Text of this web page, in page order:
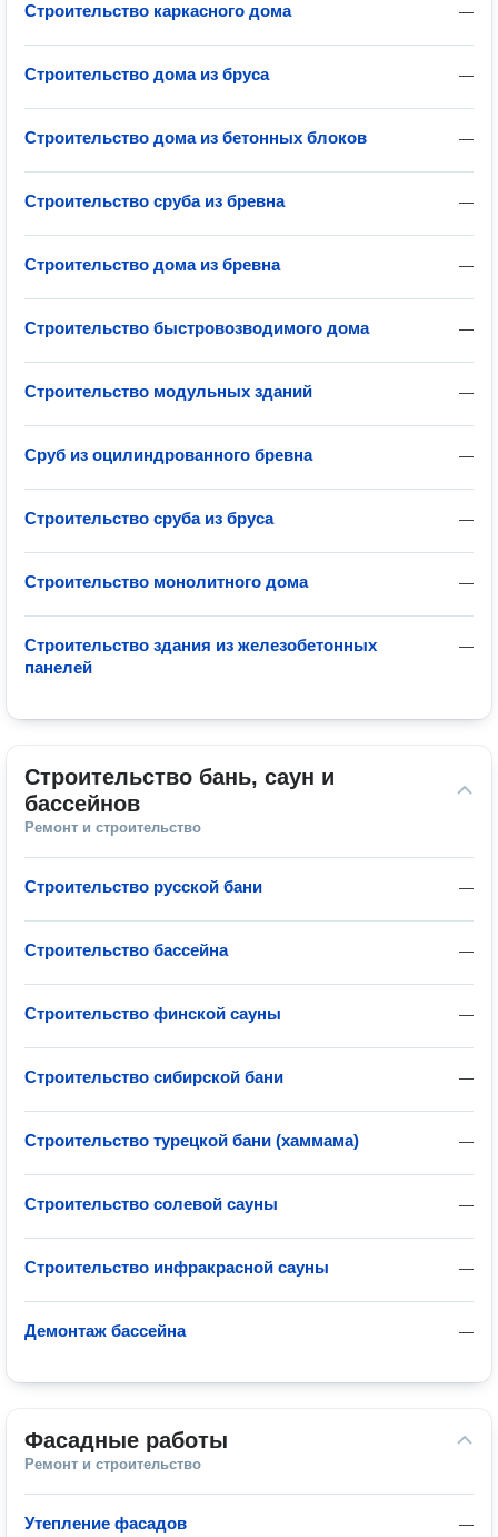
—
Строительство каркасного дома
—
Строительство дома из бруса
—
Строительство дома из бетонных блоков
—
Строительство сруба из бревна
—
Строительство дома из бревна
—
Строительство быстровозводимого дома
—
Строительство модульных зданий
—
Сруб из оцилиндрованного бревна
—
Строительство сруба из бруса
—
Строительство монолитного дома
—
Строительство здания из железобетонных
панелей
Строительство бань, саун и
бассейнов
Ремонт и строительство
—
Строительство русской бани
—
Строительство бассейна
—
Строительство финской сауны
—
Строительство сибирской бани
—
Строительство турецкой бани (хаммама)
—
Строительство солевой сауны
—
Строительство инфракрасной сауны
—
Демонтаж бассейна
Фасадные работы
Ремонт и строительство
—
Утепление фасадов